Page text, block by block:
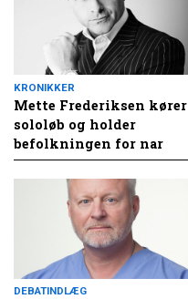
KRONIKKER
Mette Frederiksen kører
sololøb og holder
befolkningen for nar
DEBATINDLÆG